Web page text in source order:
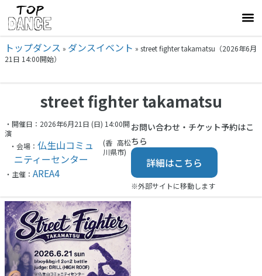
トップダンス » ダンスイベント » street fighter takamatsu（2026年6月
21日 14:00開始）
street fighter takamatsu
・開催日：2026年6月21日 (日) 14:00開
演
・会場： 仏生山コミュ
ニティーセンター
(香
川県
高松
市)
・主催： AREA4
お問い合わせ・チケット予約はこ
ちら
詳細はこちら
※外部サイトに移動します